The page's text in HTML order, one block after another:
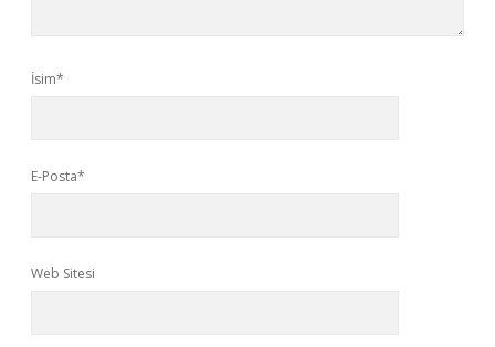
İsim*
E-Posta*
Web Sitesi